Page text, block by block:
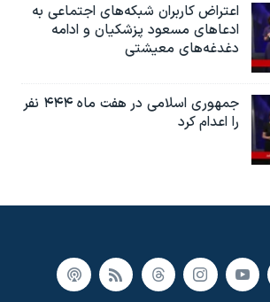
اعتراض کاربران شبکه‌های اجتماعی به
ادعاهای مسعود پزشکیان و ادامه
دغدغه‌های معیشتی
جمهوری اسلامی در هفت ماه ۴۴۴ نفر
را اعدام کرد